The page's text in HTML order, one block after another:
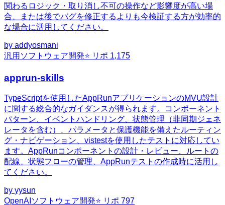
関わるロジック・取り消し不可の操作など影響度が高い場
合、または後でバグを修正するよりも今検証する方が効率的
な場合に活用してください。
by addyosmani
汎用 ソフトウェア開発⭐ リポ 1,175
apprun-skills
TypeScriptを使用したAppRunアプリケーションのMVU設計
に関する総合的なガイダンスが得られます。コンポーネント
パターン、イベントハンドリング、状態管理（非同期ジェネ
レータを含む）、パラメータと保護機能を備えたルーティン
グ・ナビゲーション、vistestを使用したテストに対応してい
ます。AppRunコンポーネントの設計・レビュー、ルートの
配線、状態フローの管理、AppRunテストの作成時に活用し
てください。
by yysun
OpenAI ソフトウェア開発⭐ リポ 797